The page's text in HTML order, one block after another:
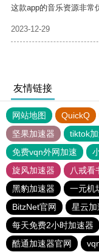
这款app的音乐资源非常
2023-12-29
友情链接
网站地图 QuickQ
坚果加速器
tiktok
免费vqn外网加速
旋风加速器
八戒看
黑豹加速器
一元机
BitzNet官网
星云加
每天免费2小时加速器
酷通加速器官网